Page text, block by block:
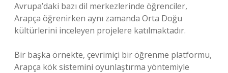
Avrupa’daki bazı dil merkezlerinde öğrenciler,
Arapça öğrenirken aynı zamanda Orta Doğu
kültürlerini inceleyen projelere katılmaktadır.
Bir başka örnekte, çevrimiçi bir öğrenme platformu,
Arapça kök sistemini oyunlaştırma yöntemiyle